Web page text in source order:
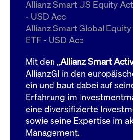
Allianz Smart US Equity
- USD Acc
Allianz Smart Global
ETF - USD Acc
Mit den „Allianz Smart
AllianzGI in den
ein und baut dabei auf
Erfahrung im
eine diversifizierte
sowie seine Expertise im
Management.
ApplicationGatewayAffinityCORS